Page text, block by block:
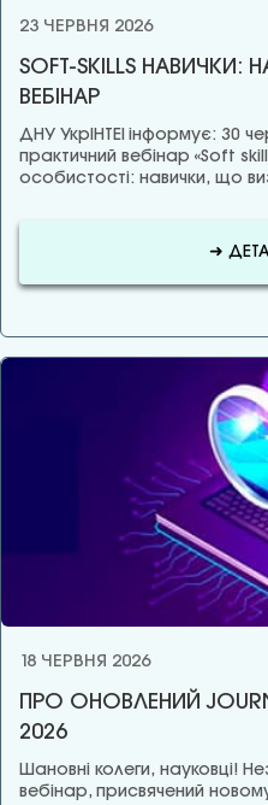
23 ЧЕРВНЯ 2026
SOFT-SKILLS
ВЕБІНАР
ДНУ УкрІНТЕІ інформує: 30
практичний вебінар «Soft
особистості: навички, що
➜
18 ЧЕРВНЯ 2026
ПРО ОНОВЛЕНИЙ
2026
Шановні колеги, науковці!
вебінар, присвячений